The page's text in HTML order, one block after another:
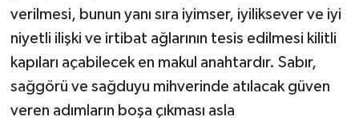
verilmesi, bunun yanı sıra iyimser, iyiliksever ve iyi
niyetli ilişki ve irtibat ağlarının tesis edilmesi kilitli
kapıları açabilecek en makul anahtardır. Sabır,
sağgörü ve sağduyu mihverinde atılacak güven
veren adımların boşa çıkması asla
Resmi İlan
Röportaj